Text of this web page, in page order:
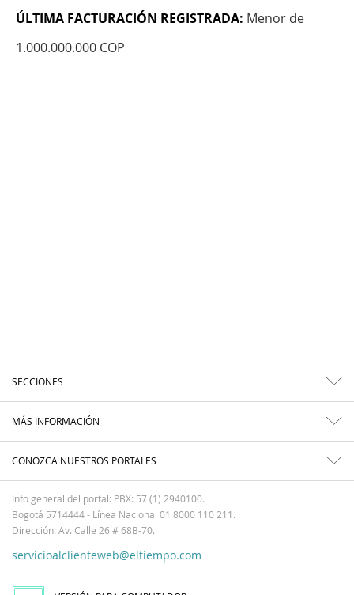
ÚLTIMA FACTURACIÓN REGISTRADA: Menor de
1.000.000.000 COP
SECCIONES
MÁS INFORMACIÓN
CONOZCA NUESTROS PORTALES
Info general del portal: PBX: 57 (1) 2940100.
Bogotá 5714444 - Línea Nacional 01 8000 110 211.
Dirección: Av. Calle 26 # 68B-70.
servicioalclienteweb@eltiempo.com